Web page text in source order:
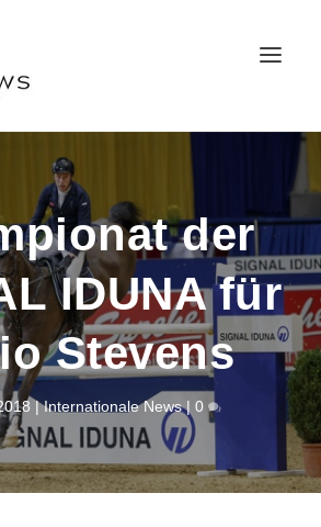
der
IDUNA für
Stevens
|Internationale News| 0